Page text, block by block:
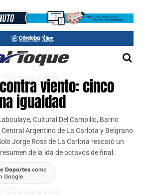
viento: cinco
igualdad
Cultural Del Campillo, Barrio
Central Argentino de La Carlota y Belgrano
Jorge Ross de La Carlota rescató un
de la ida de octavos de final.
Deportescomo
Google